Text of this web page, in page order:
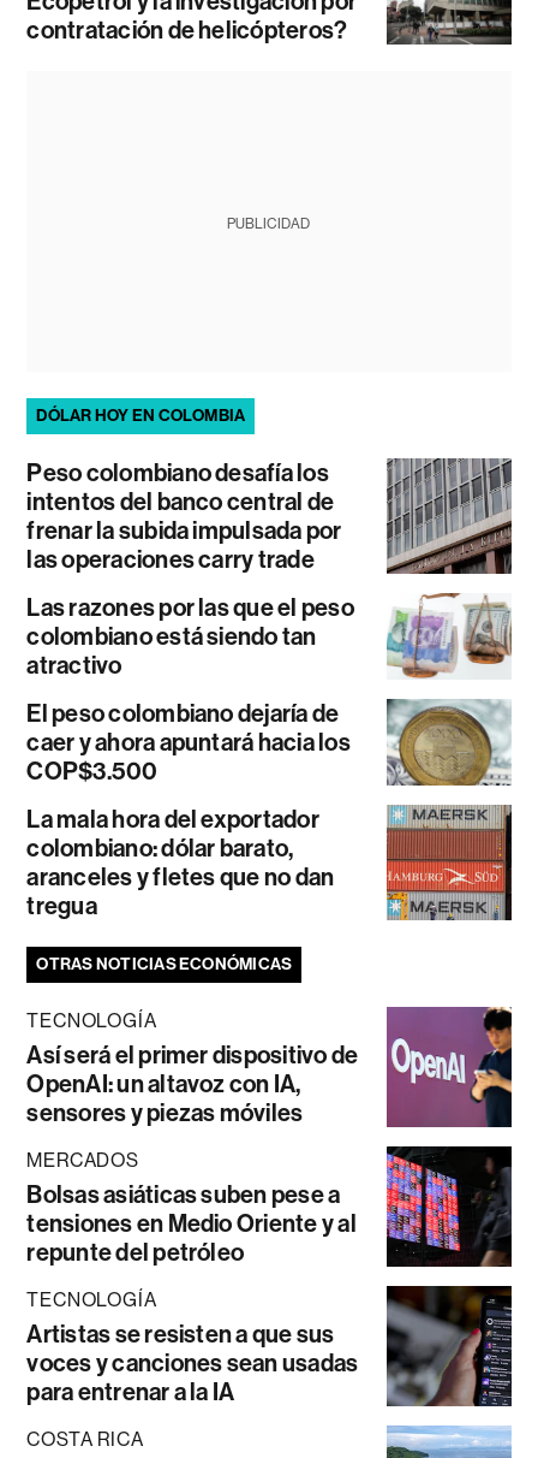
contratación de helicópteros?
PUBLICIDAD
DÓLAR HOY EN COLOMBIA
Peso colombiano desafía los
intentos del banco central de
frenar la subida impulsada por
las operaciones carry trade
Las razones por las que el peso
colombiano está siendo tan
atractivo
El peso colombiano dejaría de
caer y ahora apuntará hacia los
COP$3.500
La mala hora del exportador
colombiano: dólar barato,
aranceles y fletes que no dan
tregua
OTRAS NOTICIAS ECONÓMICAS
TECNOLOGÍA
Así será el primer dispositivo de
OpenAI: un altavoz con IA,
sensores y piezas móviles
MERCADOS
Bolsas asiáticas suben pese a
tensiones en Medio Oriente y al
repunte del petróleo
TECNOLOGÍA
Artistas se resisten a que sus
voces y canciones sean usadas
para entrenar a la IA
COSTA RICA